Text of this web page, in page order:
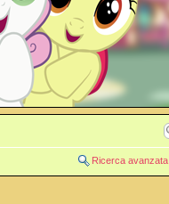
Ricerca avanzata